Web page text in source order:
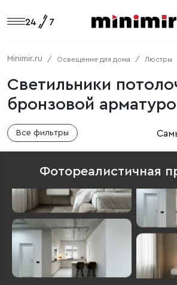
Minimir.ru Освещение для дома Люстры
Светильники
бронзовой
Все фильтры
Фотореалистичная